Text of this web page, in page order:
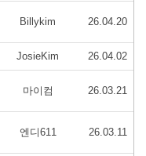
Billykim 26.04.20
JosieKim 26.04.02
마이컴 26.03.21
엔디611 26.03.11